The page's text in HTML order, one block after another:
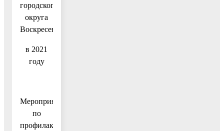
городского
округа
Воскресенск
в 2021
году
Мероприятия
по
профилактике